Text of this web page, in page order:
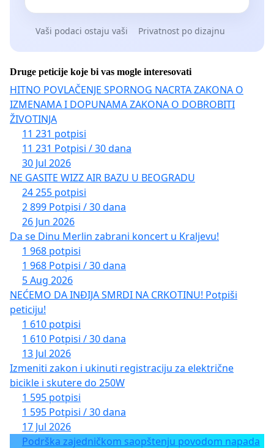
Vaši podaci ostaju vaši Privatnost po dizajnu
Druge peticije koje bi vas mogle interesovati
HITNO POVLAČENJE SPORNOG NACRTA ZAKONA O
IZMENAMA I DOPUNAMA ZAKONA O DOBROBITI
ŽIVOTINJA
11 231 potpisi
11 231 Potpisi / 30 dana
30 Jul 2026
NE GASITE WIZZ AIR BAZU U BEOGRADU
24 255 potpisi
2 899 Potpisi / 30 dana
26 Jun 2026
Da se Dinu Merlin zabrani koncert u Kraljevu!
1 968 potpisi
1 968 Potpisi / 30 dana
5 Aug 2026
NEĆEMO DA INĐIJA SMRDI NA CRKOTINU! Potpiši
peticiju!
1 610 potpisi
1 610 Potpisi / 30 dana
13 Jul 2026
Izmeniti zakon i ukinuti registraciju za električne
bicikle i skutere do 250W
1 595 potpisi
1 595 Potpisi / 30 dana
17 Jul 2026
Podrška zajedničkom saopštenju povodom napada